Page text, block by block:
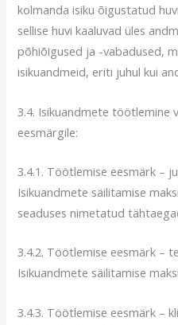
kolmanda isiku õigustatud
sellise huvi kaaluvad üles
põhiõigused ja -vabadused,
isikuandmeid, eriti juhul kui
3.4. Isikuandmete töötlemine
eesmärgile:
3.4.1. Töötlemise eesmärk –
Isikuandmete säilitamise
seaduses nimetatud
3.4.2. Töötlemise eesmärk –
Isikuandmete säilitamise
3.4.3. Töötlemise eesmärk –